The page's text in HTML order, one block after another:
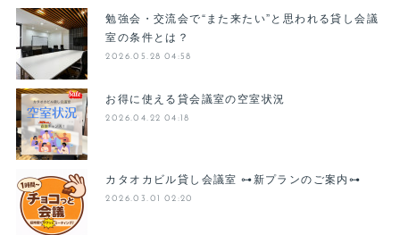
勉強会・交流会で“また来たい”と思われる貸し会議
室の条件とは？
2026.05.28 04:58
お得に使える貸会議室の空室状況
2026.04.22 04:18
カタオカビル貸し会議室 ⊶新プランのご案内⊶
2026.03.01 02:20